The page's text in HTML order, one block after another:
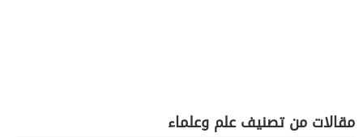
مقالات من تصنيف علم وعلماء